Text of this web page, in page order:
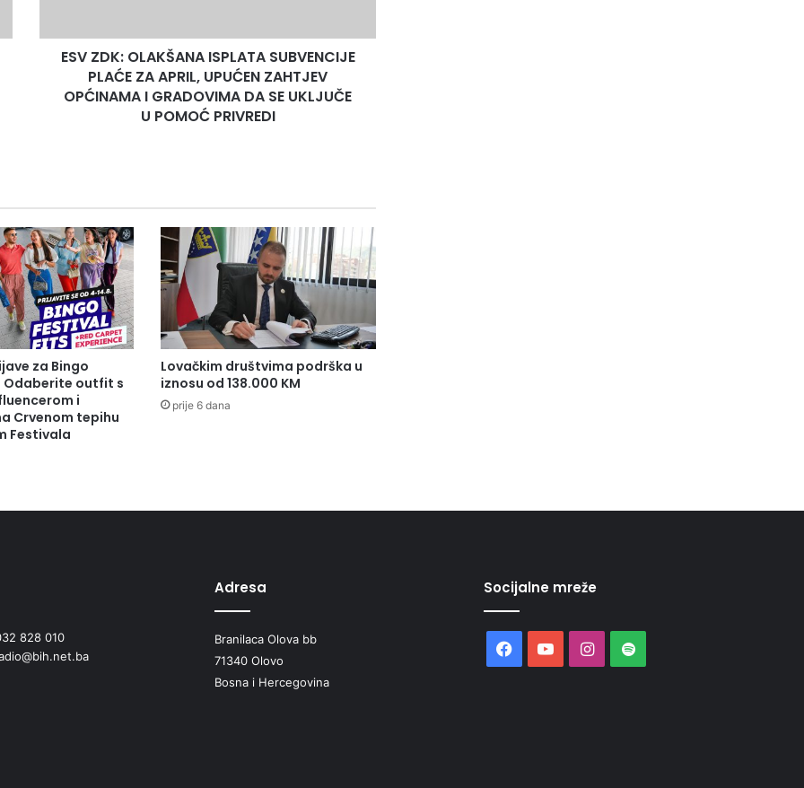
UPUĆEN
ZAHTJEV
OPĆINAMA
POMOĆ
PRIVREDI
ESV ZDK: OLAKŠANA ISPLATA SUBVENCIJE
PLAĆE ZA APRIL, UPUĆEN ZAHTJEV
OPĆINAMA I GRADOVIMA DA SE UKLJUČE
U POMOĆ PRIVREDI
za Bingo
Odaberite outfit s
i
Crvenom tepihu
Festivala
Lovačkim društvima podrška u
iznosu od 138.000 KM
prije 6 dana
828 010
Adresa
Branilaca Olova bb
71340 Olovo
Bosna i Hercegovina
Socijalne mreže
Facebook
YouTubeInstagram
Spotify